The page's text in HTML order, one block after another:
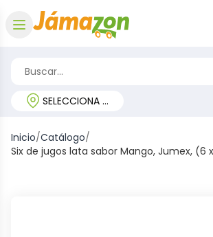
SELECCIONA TU REGIÓN
Inicio/Catálogo/
Six de jugos lata sabor Mango, Jumex, (6